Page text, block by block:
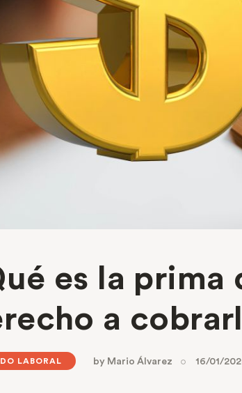
es la
a
LABORAL by Mario Álvarez 16/01/